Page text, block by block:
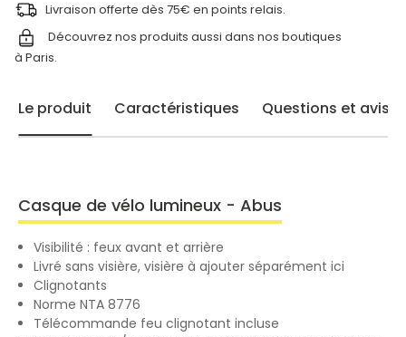
Livraison offerte dès 75€ en points relais.
Découvrez nos produits aussi dans nos boutiques
à Paris.
Le produit Caractéristiques Questions et avis
Casque de vélo lumineux - Abus
Visibilité : feux avant et arrière
Livré sans visière, visière à ajouter séparément ici
Clignotants
Norme NTA 8776
Télécommande feu clignotant incluse